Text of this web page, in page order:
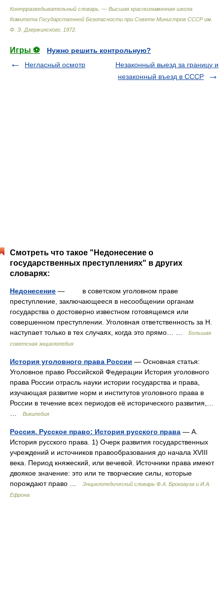
Контрразведывательный словарь. — Высшая краснознаменная школа
Комитета Государственной Безопасности при Совете Министров СССР им.
Ф. Э. Дзержинского 1972
Игры ⚽
Нужно решить контрольную?
Негласный осмотр
Незаконный выезд за границу и
незаконный въезд в СССР
Смотреть что такое "Недонесение о
государственных преступлениях" в других
словарях:
Недонесение — в советском уголовном праве
преступление, заключающееся в несообщении органам
государства о достоверно известном готовящемся или
совершенном преступлении. Уголовная ответственность за Н.
наступает только в тех случаях, когда это прямо… …
Большая
советская энциклопедия
История уголовного права России — Основная статья:
Уголовное право Российской Федерации История уголовного
права России отрасль науки истории государства и права,
изучающая развитие норм и институтов уголовного права в
России в течение всех периодов её исторического развития,…
Википедия
Россия. Русское право: История русского права — А.
История русского права. 1) Очерк развития государственных
учреждений и источников правообразования до начала XVIII
века. Период княжеский, или вечевой. Источники права имеют
двоякое значение: это или те творческие силы, которые
порождают право …
Энциклопедический словарь Ф.А. Брокгауза и И.А.
Ефрона